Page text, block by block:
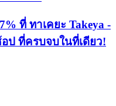
ที่ ทาเคยะ Takeya -
ป ที่ครบจบในที่เดียว!